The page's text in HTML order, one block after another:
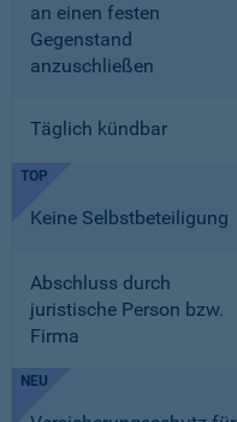
an einen festen
Gegenstand
anzuschließen
Täglich kündbar
TOP
Keine Selbstbeteiligung
Abschluss durch
juristische Person bzw.
Firma
NEU